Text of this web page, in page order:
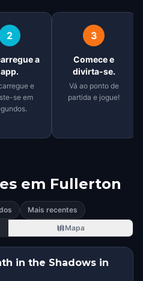
2
a
app.
e
se em
3
Comece e
divirta-se.
Vá ao ponto de
partida e jogue!
em Fullerton
Mais recentes
Mapa
in the Shadows in